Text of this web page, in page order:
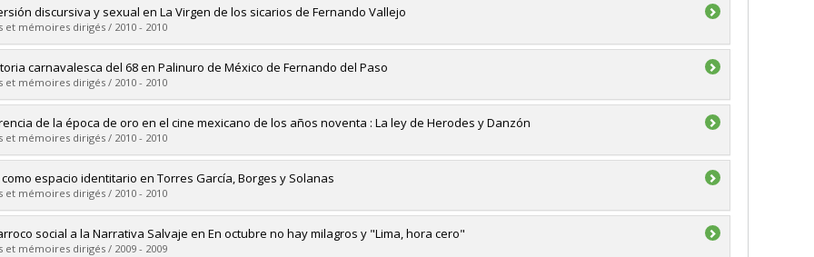
:Couture-Grondin, Élise
Maîtrise
obtenu :M.A.
le document dans Papyrus
discursiva y sexual en La Virgen de los sicarios de Fernando Vallejo
et mémoires dirigés / 2010 - 2010
:Giraldo Pulido, Daniel
Maîtrise
obtenu :M.A.
le document dans Papyrus
carnavalesca del 68 en Palinuro de México de Fernando del Paso
et mémoires dirigés / 2010 - 2010
:Thivierge, Paule
Maîtrise
obtenu :M.A.
le document dans Papyrus
de la época de oro en el cine mexicano de los años noventa : La ley de Herodes y Danzón
et mémoires dirigés / 2010 - 2010
:Cyr, Isabelle
Maîtrise
obtenu :M.A.
le document dans Papyrus
como espacio identitario en Torres García, Borges y Solanas
et mémoires dirigés / 2010 - 2010
:Pageau, Christian
Maîtrise
social a la Narrativa Salvaje en En octubre no hay milagros y "Lima, hora cero"
et mémoires dirigés / 2009 - 2009